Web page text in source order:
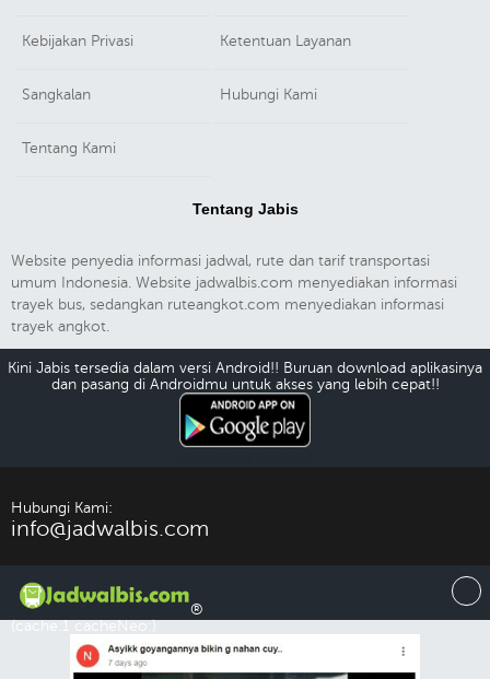
Kebijakan Privasi Ketentuan Layanan
Sangkalan Hubungi Kami
Tentang Kami
Tentang Jabis
Website penyedia informasi jadwal, rute dan tarif transportasi
umum Indonesia. Website jadwalbis.com menyediakan informasi
trayek bus, sedangkan ruteangkot.com menyediakan informasi
trayek angkot.
Kini Jabis tersedia dalam versi Android!! Buruan download aplikasinya
dan pasang di Androidmu untuk akses yang lebih cepat!!
Hubungi Kami:
info@jadwalbis.com
®
(cache:1 cacheNeo:)